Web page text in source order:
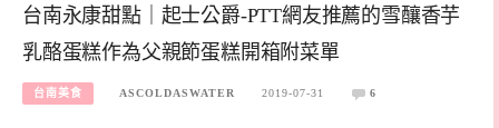
台南永康甜點｜起士公爵-PTT網友推薦的雪釀香芋
乳酪蛋糕作為父親節蛋糕開箱附菜單
台南美食 ASCOLDASWATER 2019-07-31 6